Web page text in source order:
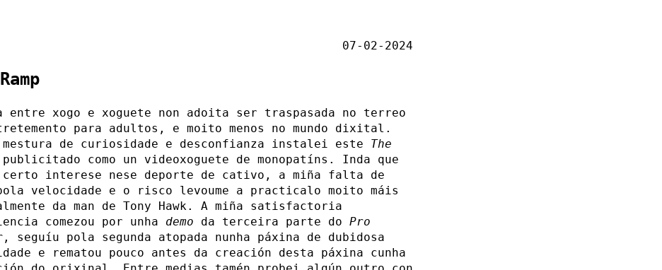
07-02-2024
entre xogo e xoguete non adoita ser traspasada no terreo
para adultos, e moito menos no mundo dixital.
mestura de curiosidade e desconfianza instalei este The
como un videoxoguete de monopatíns. Inda que
interese nese deporte de cativo, a miña falta de
velocidade e o risco levoume a practicalo moito máis
da man de Tony Hawk. A miña satisfactoria
comezou por unha demo da terceira parte do Pro
, seguíu pola segunda atopada nunha páxina de dubidosa
e rematou pouco antes da creación desta páxina cunha